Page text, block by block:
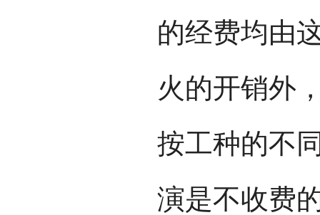
的经费均由
火的开销外
按工种的不
演是不收费